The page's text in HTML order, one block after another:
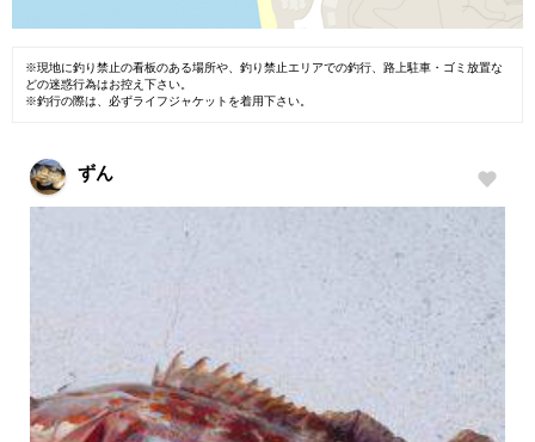
※現地に釣り禁止の看板のある場所や、釣り禁止エリアでの釣行、路上駐車・ゴミ放置な
どの迷惑行為はお控え下さい。
※釣行の際は、必ずライフジャケットを着用下さい。
ずん